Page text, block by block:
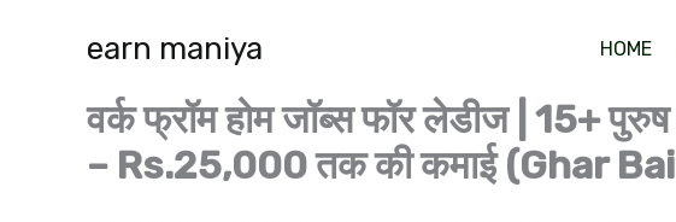
earn maniya HOME
वर्क फ्रॉम होम जॉब्स फॉर लेडीज | 15+
– Rs.25,000 तक की कमाई (Ghar